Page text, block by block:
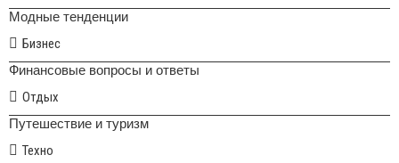
Модные тенденции
Бизнес
Финансовые вопросы и ответы
Отдых
Путешествие и туризм
Техно